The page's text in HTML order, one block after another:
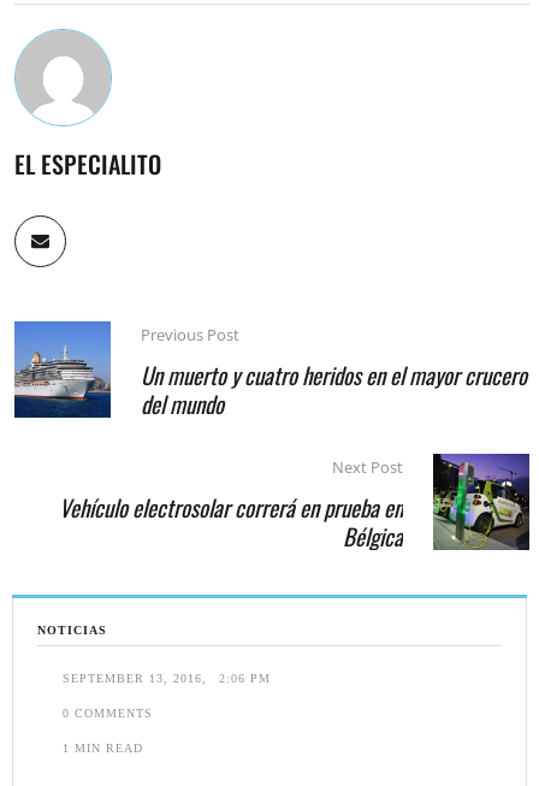
NOTICIAS
SEPTEMBER 13, 2016, 2:06 PM
0 COMMENTS
1 MIN READ
EL ESPECIALITO
Previous Post
Un muerto y cuatro heridos en el mayor crucero
del mundo
Next Post
Vehículo electrosolar correrá en prueba en
Bélgica